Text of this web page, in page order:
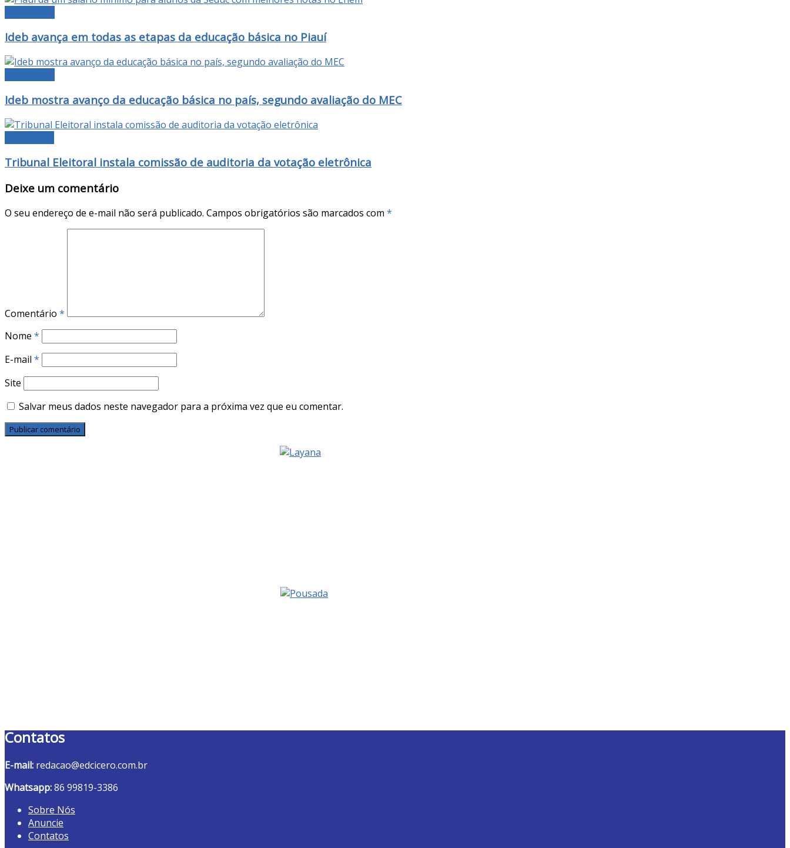
Ideb avança em todas as etapas da educação básica no Piauí
Ideb mostra avanço da educação básica no país, segundo avaliação do MEC
Tribunal Eleitoral instala comissão de auditoria da votação eletrônica
Deixe um comentário
O seu endereço de e-mail não será publicado. Campos obrigatórios são marcados com *
Comentário *
Nome *
E-mail *
Site
Salvar meus dados neste navegador para a próxima vez que eu comentar.
Contatos
E-mail: redacao@edcicero.com.br
Whatsapp:86 99819-3386
Sobre Nós
Anuncie
Contatos